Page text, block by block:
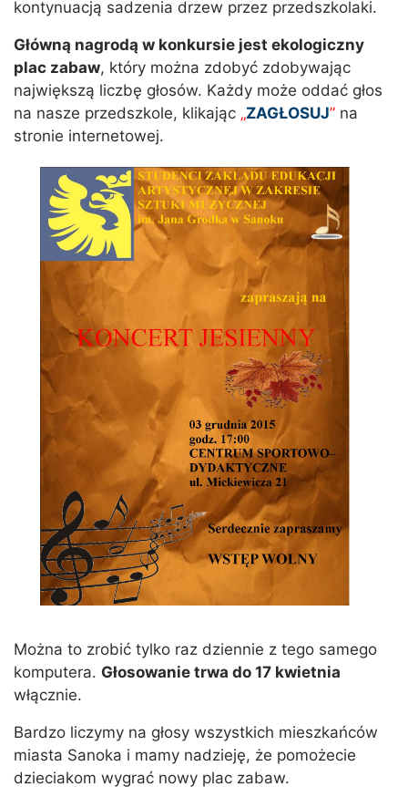
kontynuacją sadzenia drzew przez przedszkolaki.
Główną nagrodą w konkursie jest ekologiczny
plac zabaw, który można zdobyć zdobywając
największą liczbę głosów. Każdy może oddać głos
na nasze przedszkole, klikając „ZAGŁOSUJ” na
stronie internetowej.
Można to zrobić tylko raz dziennie z tego samego
komputera. Głosowanie trwa do 17 kwietnia
włącznie.
Bardzo liczymy na głosy wszystkich mieszkańców
miasta Sanoka i mamy nadzieję, że pomożecie
dzieciakom wygrać nowy plac zabaw.